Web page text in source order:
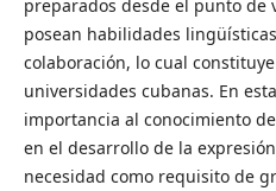
preparados desde el punto de
posean habilidades
colaboración, lo cual
universidades cubanas. En
importancia al conocimiento
en el desarrollo de la
necesidad como requisito de